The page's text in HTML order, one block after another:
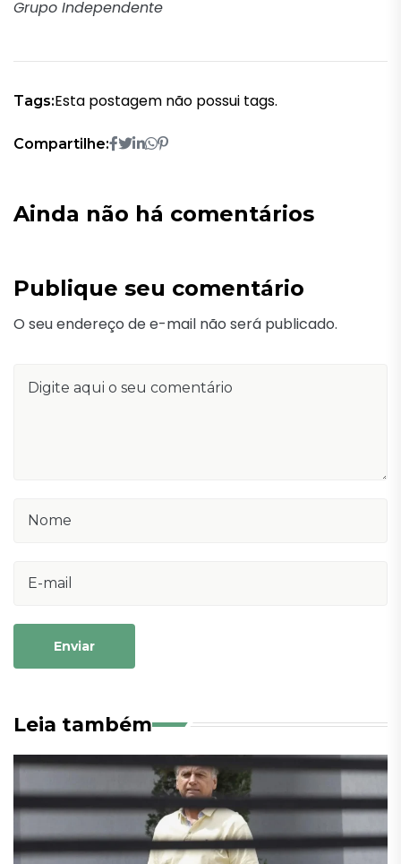
Grupo Independente
Tags:Esta postagem não possui tags.
Compartilhe:
Ainda não há comentários
Publique seu comentário
O seu endereço de e-mail não será publicado.
Enviar
Leia também